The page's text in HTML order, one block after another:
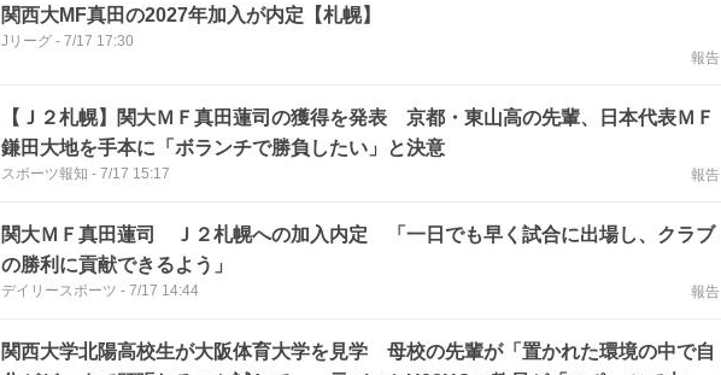
関西大MF真田の2027年加入が内定【札幌】
Jリーグ - 7/17 17:30
報告
【Ｊ２札幌】関大ＭＦ真田蓮司の獲得を発表 京都・東山高の先輩、日本代表ＭＦ
鎌田大地を手本に「ボランチで勝負したい」と決意
スポーツ報知 - 7/17 15:17 報告
関大ＭＦ真田蓮司 Ｊ２札幌への加入内定 「一日でも早く試合に出場し、クラブ
の勝利に貢献できるよう」
デイリースポーツ - 7/17 14:44 報告
関西大学北陽高校生が大阪体育大学を見学 母校の先輩が「置かれた環境の中で自